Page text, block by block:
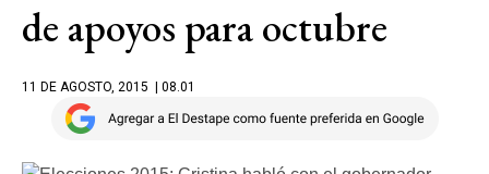
de apoyos para octubre
11 DE AGOSTO, 2015 | 08.01